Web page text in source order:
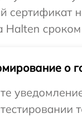
сертификат
Halten
о